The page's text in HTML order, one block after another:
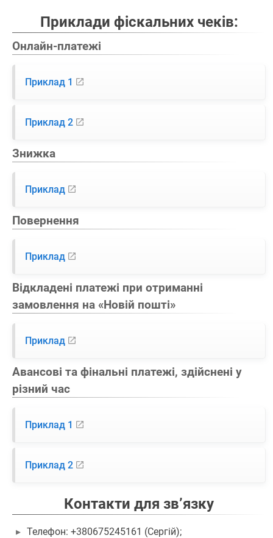
Приклади фіскальних чеків:
Онлайн-платежі
Приклад 1
Приклад 2
Знижка
Приклад
Повернення
Приклад
Відкладені платежі при отриманні
замовлення на «Новій пошті»
Приклад
Авансові та фінальні платежі, здійснені у
різний час
Приклад 1
Приклад 2
Контакти для зв’язку
Телефон: +380675245161 (Сергій);